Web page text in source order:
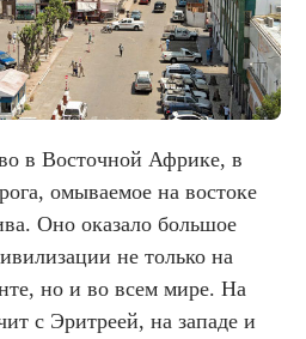
в Восточной Африке, в
омываемое на востоке
Оно оказало большое
не только на
но и во всем мире. На
с Эритреей, на западе и